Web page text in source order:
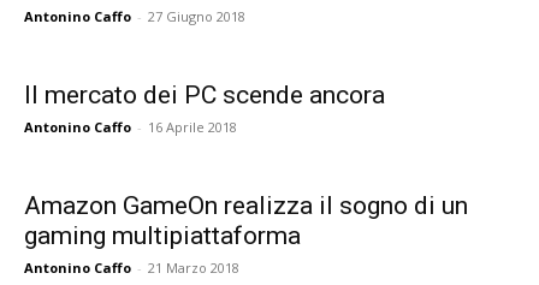
Antonino Caffo - 27 Giugno 2018
Il mercato dei PC scende ancora
Antonino Caffo - 16 Aprile 2018
Amazon GameOn realizza il sogno di un
gaming multipiattaforma
Antonino Caffo - 21 Marzo 2018